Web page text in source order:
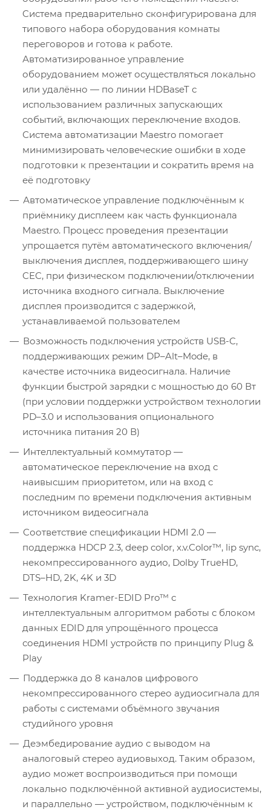
Cистема предварительно сконфигурирована для
типового набора оборудования комнаты
переговоров и готова к работе.
Автоматизированное управление
оборудованием может осуществляться локально
или удалённо — по линии HDBaseT с
использованием различных запускающих
событий, включающих переключение входов.
Система автоматизации Maestro помогает
минимизировать человеческие ошибки в ходе
подготовки к презентации и сократить время на
её подготовку
Автоматическое управление подключённым к
приёмнику дисплеем как часть функционала
Maestro. Процесс проведения презентации
упрощается путём автоматического включения/
выключения дисплея, поддерживающего шину
CEC, при физическом подключении/отключении
источника входного сигнала. Выключение
дисплея производится с задержкой,
устанавливаемой пользователем
Возможность подключения устройств USB-C,
поддерживающих режим DP–Alt–Mode, в
качестве источника видеосигнала. Наличие
функции быстрой зарядки с мощностью до 60 Вт
(при условии поддержки устройством технологии
PD–3.0 и использования опционального
источника питания 20 В)
Интеллектуальный коммутатор —
автоматическое переключение на вход с
наивысшим приоритетом, или на вход с
последним по времени подключения активным
источником видеосигнала
Cоответствие спецификации HDMI 2.0 —
поддержка HDCP 2.3, deep color, x.v.Color™, lip sync,
некомпрессированного аудио, Dolby TrueHD,
DTS–HD, 2K, 4K и 3D
Технология Kramer-EDID Pro™ с
интеллектуальным алгоритмом работы с блоком
данных EDID для упрощённого процесса
соединения HDMI устройств по принципу Plug &
Play
Поддержка до 8 каналов цифрового
некомпрессированного стерео аудиосигнала для
работы с системами объёмного звучания
студийного уровня
Деэмбедирование аудио с выводом на
аналоговый стерео аудиовыход. Таким образом,
аудио может воспроизводиться при помощи
локально подключённой активной аудиосистемы,
и параллельно — устройством, подключённым к